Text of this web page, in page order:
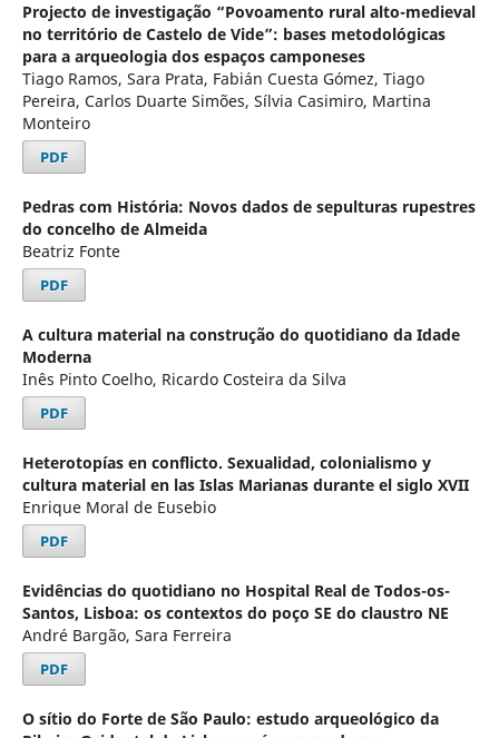
Projecto de investigação “Povoamento rural alto-medieval
no território de Castelo de Vide”: bases metodológicas
para a arqueologia dos espaços camponeses
Tiago Ramos, Sara Prata, Fabián Cuesta Gómez, Tiago
Pereira, Carlos Duarte Simões, Sílvia Casimiro, Martina
Monteiro
PDF
Pedras com História: Novos dados de sepulturas rupestres
do concelho de Almeida
Beatriz Fonte
PDF
A cultura material na construção do quotidiano da Idade
Moderna
Inês Pinto Coelho, Ricardo Costeira da Silva
PDF
Heterotopías en conflicto. Sexualidad, colonialismo y
cultura material en las Islas Marianas durante el siglo XVII
Enrique Moral de Eusebio
PDF
Evidências do quotidiano no Hospital Real de Todos-os-
Santos, Lisboa: os contextos do poço SE do claustro NE
André Bargão, Sara Ferreira
PDF
O sítio do Forte de São Paulo: estudo arqueológico da